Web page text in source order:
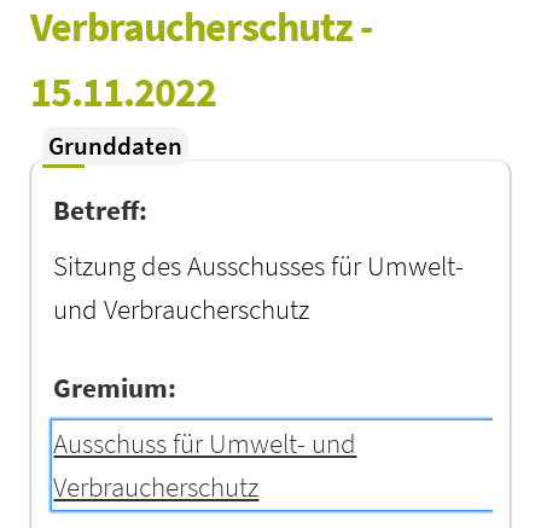
Verbraucherschutz -
15.11.2022
Grunddaten
Betreff:
Sitzung des Ausschusses für Umwelt-
und Verbraucherschutz
Gremium:
Ausschuss für Umwelt- und
Verbraucherschutz